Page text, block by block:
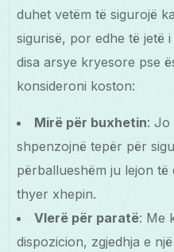
duhet vetëm të sigurojë
sigurisë, por edhe të jetë
disa arsye kryesore pse
konsideroni koston:
Mirë për buxhetin: Jo
shpenzojnë tepër për
përballueshëm ju lejon
thyer xhepin.
Vlerë për paratë: Me
dispozicion, zgjedhja e